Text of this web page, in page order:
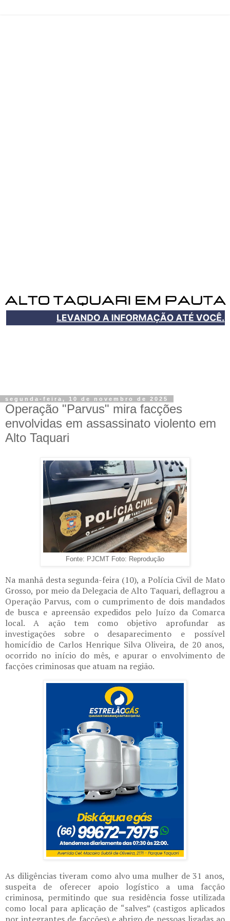
segunda-feira, 10 de novembro de 2025
Operação "Parvus" mira facções
envolvidas em assassinato violento em
Alto Taquari
Fonte: PJCMT Foto: Reprodução
Na manhã desta segunda-feira (10), a Polícia Civil de Mato
Grosso, por meio da Delegacia de Alto Taquari, deflagrou a
Operação Parvus, com o cumprimento de dois mandados
de busca e apreensão expedidos pelo Juízo da Comarca
local. A ação tem como objetivo aprofundar as
investigações sobre o desaparecimento e possível
homicídio de Carlos Henrique Silva Oliveira, de 20 anos,
ocorrido no início do mês, e apurar o envolvimento de
facções criminosas que atuam na região.
As diligências tiveram como alvo uma mulher de 31 anos,
suspeita de oferecer apoio logístico a uma facção
criminosa, permitindo que sua residência fosse utilizada
como local para aplicação de “salves” (castigos aplicados
por integrantes de facções) e abrigo de pessoas ligadas ao